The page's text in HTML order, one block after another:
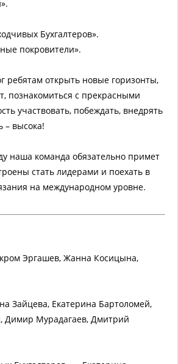
Бухгалтеров».
покровители».
ребятам открыть новые горизонты,
познакомиться с прекрасными
участвовать, побеждать, внедрять
– высока!
наша команда обязательно примет
стать лидерами и поехать в
на международном уровне.
Эргашев, Жанна Косицына,
Зайцева, Екатерина Бартоломей,
Димир Мурадагаев, Дмитрий